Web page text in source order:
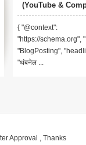
(YouTube &
Example)
{ "@context":
"https://schema.org",
"BlogPosting",
"थंबनेल ...
Approval , Thanks